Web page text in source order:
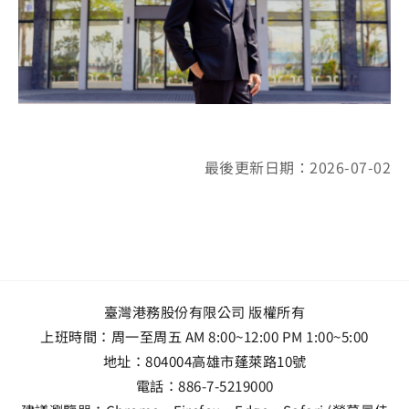
最後更新日期：2026-07-02
臺灣港務股份有限公司 版權所有
上班時間：周一至周五 AM 8:00~12:00 PM 1:00~5:00
地址： 804004高雄市蓬萊路10號
電話： 886-7-5219000